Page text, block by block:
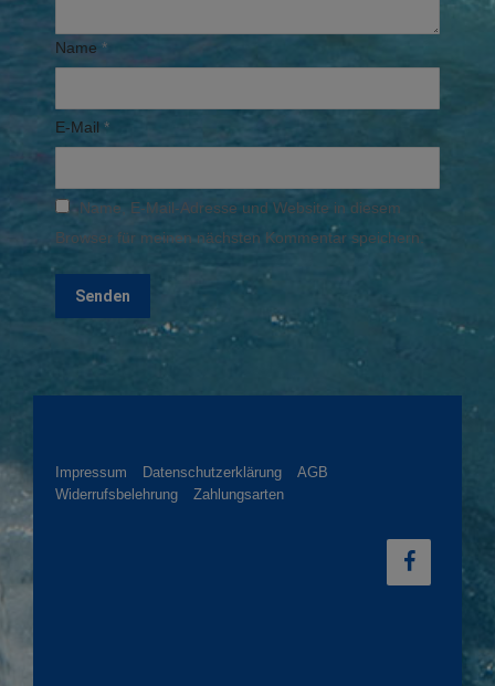
Name *
E-Mail *
Name, E-Mail-Adresse und Website in diesem
Browser für meinen nächsten Kommentar speichern.
Impressum Datenschutzerklärung
AGB
Widerrufsbelehrung
Zahlungsarten